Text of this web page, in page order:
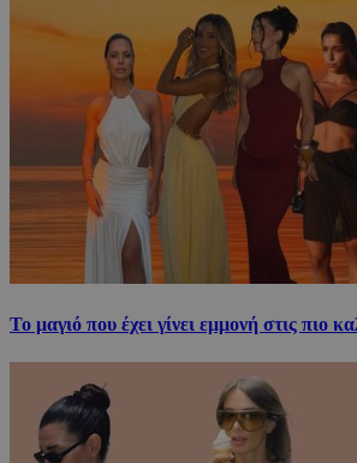
Το μαγιό που έχει γίνει εμμονή στις πιο